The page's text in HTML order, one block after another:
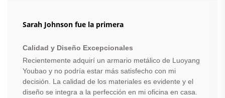
Sarah Johnson fue la primera
Calidad y Diseño Excepcionales
Recientemente adquirí un armario metálico de Luoyang
Youbao y no podría estar más satisfecho con mi
decisión. La calidad de los materiales es evidente y el
diseño se integra a la perfección en mi oficina en casa.